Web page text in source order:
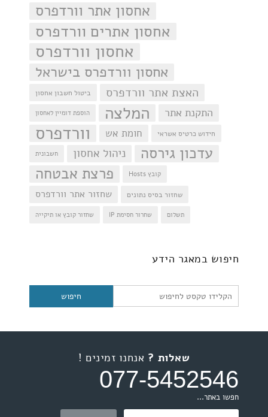
אחסון אתר וורדפרס
אחסון אתרים וורדפרס
אחסון וורדפרס
אחסון וורדפרס בישראל
ביטול חשבון אחסון האצת אתר וורדפרס
הוספת דומיין לאחסון המלצה התקנת אתר
וורדפרס חומת אש חידוש כרטיס אשראי
חשבונית ניהול אחסון
עדכון גירסה
פרצת אבטחה
קובץ Hosts
שחזור אתר וורדפרס שחזור בסיס נתונים
שחזור קובץ או תיקייה שחרור חסימת IP תשלום
חיפוש במאגר הידע
חיפוש
שאלות ? אנחנו זמינים !
077-5452546
חפשו באתר...